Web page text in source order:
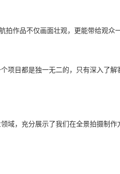
作品不仅画面壮观，更能带给观众一
目都是独一无二的，只有深入了解
，充分展示了我们在全景拍摄制作